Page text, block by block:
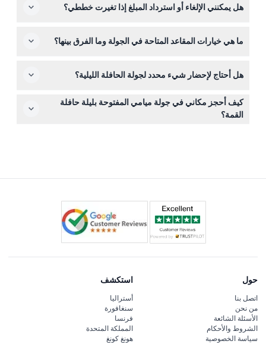
الأطفال من 3-12 على سعر الأطفال، وأي شخص يبلغ 13 عامًا أو
هل يمكنني الإلغاء أو استرداد المبلغ إذا تغيرت خططي؟
خططك قبل الحجز.
ما هي خيارات المقاعد المتاحة في الجولة وما الفرق بينها؟
واضحة من خلال غطاء زجاجي أعلاه، أو المقاعد الممتازة لتجربة
هل أحتاج لإحضار شيء محدد لجولة الحافلة الليلية؟
أحضر سترة خفيفة أو سويتر لأن الجو قد يكون مهبليًا في
الحافلة المكشوفة، ولا تنسَ كاميرا لالتقاط مناظر المدينة
المبهرة.
كيف أحجز مكاني في جولة ميامي المفتوحة بليلة حافلة
القمة؟
حول
اتصل بنا
من نحن
الأسئلة الشائعة
الشروط والأحكام
سياسة الخصوصية
استكشف
أستراليا
سنغافورة
فرنسا
المملكة المتحدة
هونغ كونغ